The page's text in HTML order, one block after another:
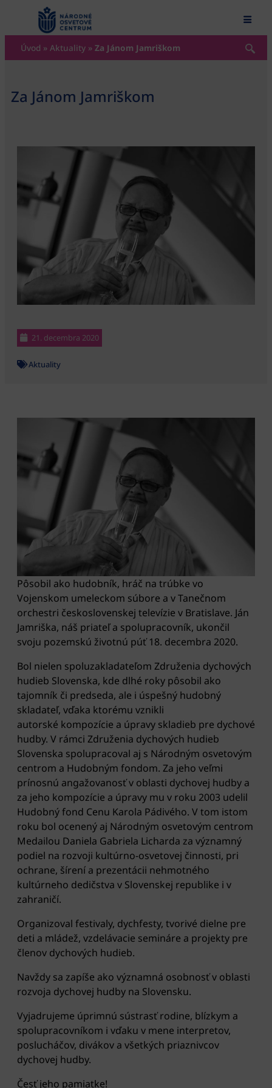
content
Úvod » Aktuality » Za Jánom Jamriškom
Za Jánom Jamriškom
21. decembra 2020
Aktuality
Pôsobil ako hudobník, hráč na trúbke vo
Vojenskom umeleckom súbore a v Tanečnom
orchestri československej televízie v Bratislave. Ján
Jamriška, náš priateľ a spolupracovník, ukončil
svoju pozemskú životnú púť 18. decembra 2020.
Bol nielen spoluzakladateľom Združenia dychových
hudieb Slovenska, kde dlhé roky pôsobil ako
tajomník či predseda, ale i úspešný hudobný
skladateľ, vďaka ktorému vznikli
autorské kompozície a úpravy skladieb pre dychové
hudby. V rámci Združenia dychových hudieb
Slovenska spolupracoval aj s Národným osvetovým
centrom a Hudobným fondom. Za jeho veľmi
prínosnú angažovanosť v oblasti dychovej hudby a
za jeho kompozície a úpravy mu v roku 2003 udelil
Hudobný fond Cenu Karola Pádivého. V tom istom
roku bol ocenený aj Národným osvetovým centrom
Medailou Daniela Gabriela Licharda za významný
podiel na rozvoji kultúrno-osvetovej činnosti, pri
ochrane, šírení a prezentácii nehmotného
kultúrneho dedičstva v Slovenskej republike i v
zahraničí.
Organizoval festivaly, dychfesty, tvorivé dielne pre
deti a mládež, vzdelávacie semináre a projekty pre
členov dychových hudieb.
Navždy sa zapíše ako významná osobnosť v oblasti
rozvoja dychovej hudby na Slovensku.
Vyjadrujeme úprimnú sústrasť rodine, blízkym a
spolupracovníkom i vďaku v mene interpretov,
poslucháčov, divákov a všetkých priaznivcov
dychovej hudby.
Česť jeho pamiatke!